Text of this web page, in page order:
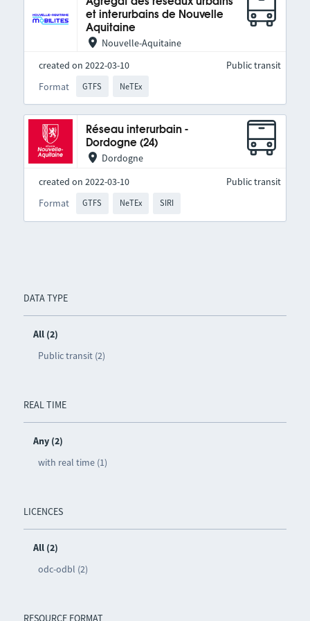
DATA TYPE
All (2)
Public transit (2)
REAL TIME
Any (2)
with real time (1)
LICENCES
All (2)
odc-odbl (2)
RESOURCE FORMAT
et interurbains de Nouvelle
Aquitaine
Nouvelle-Aquitaine
created on 2022-03-10
Format
GTFS NeTEx
Public transit
Réseau interurbain -
Dordogne (24)
Dordogne
created on 2022-03-10
Format
GTFS NeTEx SIRI
Public transit